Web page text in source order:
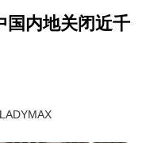
国内地关闭近千